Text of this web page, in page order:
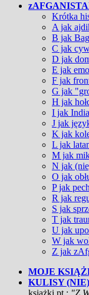
Krótka
A jak
B jak
C jak
D jak
E jak
F jak
G jak
H jak
I jak
J jak
K jak
L jak
M jak
N jak
O jak
P jak pech
R jak
S jak
T jak
U jak
W jak
Z jak
MOJE
KULISY
książki pt.: "Z